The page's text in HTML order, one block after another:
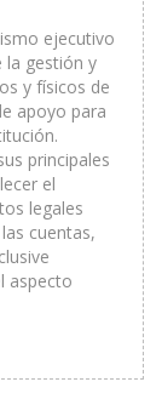
ejecutivo
la gestión y
y físicos de
apoyo para
principales
el
legales
cuentas,
aspecto